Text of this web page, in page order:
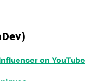
on YouTube